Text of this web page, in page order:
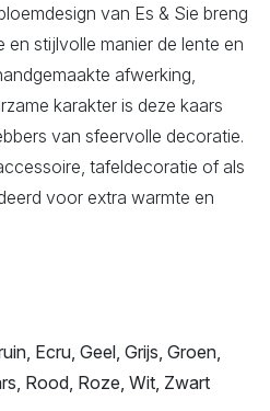
van Es & Sie breng
en stijlvolle manier de lente en
afwerking,
karakter is deze kaars
van sfeervolle decoratie.
tafeldecoratie of als
voor extra warmte en
Ecru, Geel, Grijs, Groen,
Rood, Roze, Wit, Zwart